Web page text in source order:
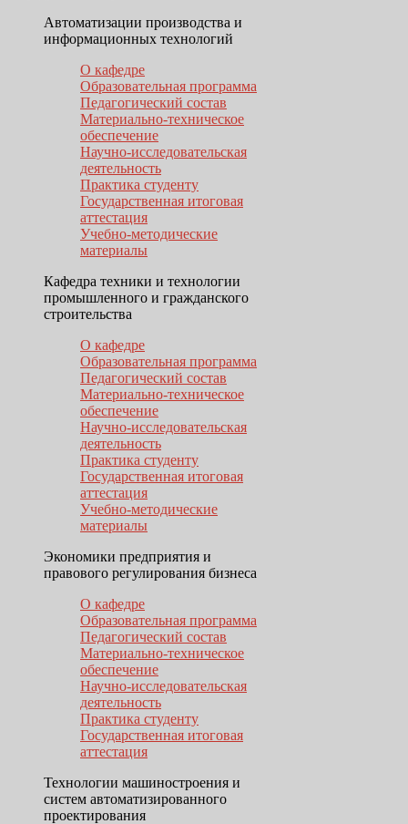
Автоматизации производства и
информационных технологий
О кафедре
Образовательная программа
Педагогический состав
Материально-техническое
обеспечение
Научно-исследовательская
деятельность
Практика студенту
Государственная итоговая
аттестация
Учебно-методические
материалы
Кафедра техники и технологии
промышленного и гражданского
строительства
О кафедре
Образовательная программа
Педагогический состав
Материально-техническое
обеспечение
Научно-исследовательская
деятельность
Практика студенту
Государственная итоговая
аттестация
Учебно-методические
материалы
Экономики предприятия и
правового регулирования бизнеса
О кафедре
Образовательная программа
Педагогический состав
Материально-техническое
обеспечение
Научно-исследовательская
деятельность
Практика студенту
Государственная итоговая
аттестация
Технологии машиностроения и
систем автоматизированного
проектирования